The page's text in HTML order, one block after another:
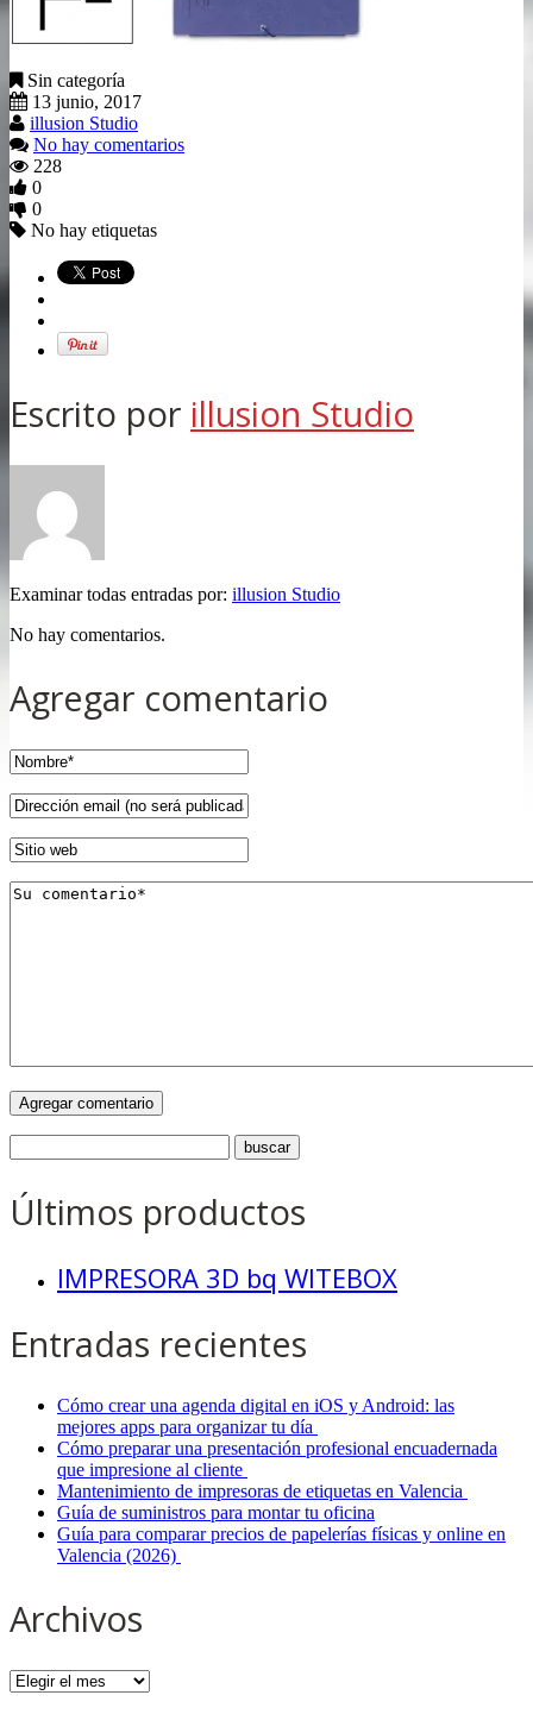
Sin categoría
13 junio, 2017
illusion Studio
No hay comentarios
228
0
0
No hay etiquetas
Escrito por illusion Studio
Examinar todas entradas por: illusion Studio
No hay comentarios.
Agregar comentario
Últimos productos
IMPRESORA 3D bq WITEBOX
Entradas recientes
Cómo crear una agenda digital en iOS y Android: las
mejores apps para organizar tu día
Cómo preparar una presentación profesional encuadernada
que impresione al cliente
Mantenimiento de impresoras de etiquetas en Valencia
Guía de suministros para montar tu oficina
Guía para comparar precios de papelerías físicas y online en
Valencia (2026)
Archivos
Archivos